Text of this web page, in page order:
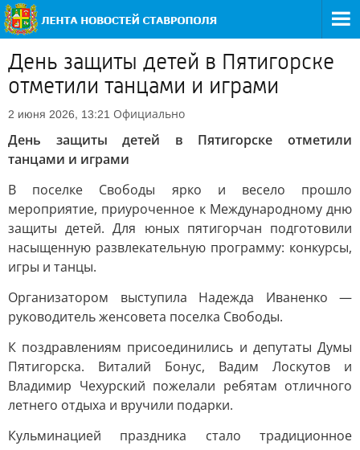
День защиты детей в Пятигорске
отметили танцами и играми
2 июня 2026, 13:21 Официально
День защиты детей в Пятигорске отметили
танцами и играми
В поселке Свободы ярко и весело прошло
мероприятие, приуроченное к Международному дню
защиты детей. Для юных пятигорчан подготовили
насыщенную развлекательную программу: конкурсы,
игры и танцы.
Организатором выступила Надежда Иваненко —
руководитель женсовета поселка Свободы.
К поздравлениям присоединились и депутаты Думы
Пятигорска. Виталий Бонус, Вадим Лоскутов и
Владимир Чехурский пожелали ребятам отличного
летнего отдыха и вручили подарки.
Кульминацией праздника стало традиционное